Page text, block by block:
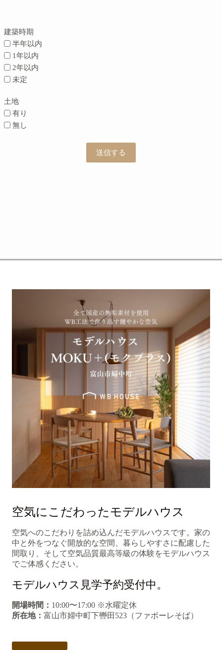
建築時期
半年以内
1年以内
2年以内
未定
土地
有り
無し
送信する
空気にこだわったモデルハウス
空気へのこだわりを詰め込んだモデルハウスです。家の
中と外をつなぐ開放的な空間、暮らしやすさに配慮した
間取り、そして空気品質最高等級の体験をモデルハウス
でご体感ください。
モデルハウス見学予約受付中。
開場時間： 10:00〜17:00 ※水曜定休
所在地： 富山市婦中町下轡田523（ファボーレそば）